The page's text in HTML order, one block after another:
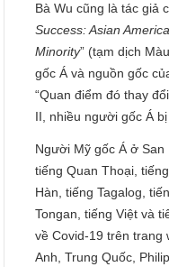
Bà Wu cũng là tác giả
Success: Asian
Minority” (tạm dịch
gốc Á và nguồn gốc
“Quan điểm đó thay
II, nhiều người gốc Á
Người Mỹ gốc Á ở
tiếng Quan Thoại,
Hàn, tiếng Tagalog,
Tongan, tiếng Việt và
về Covid-19 trên trang
Anh, Trung Quốc,